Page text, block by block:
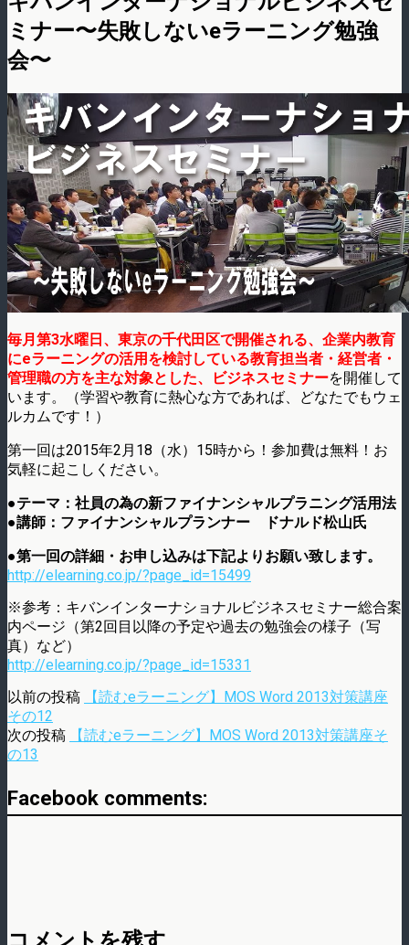
ミナー〜失敗しないeラーニング勉強
会〜
毎月第3水曜日、東京の千代田区で開催される、企業内教育
にeラーニングの活用を検討している教育担当者・経営者・
管理職の方を主な対象とした、ビジネスセミナーを開催して
います。（学習や教育に熱心な方であれば、どなたでもウェ
ルカムです！）
第一回は2015年2月18（水）15時から！参加費は無料！お
気軽に起こしください。
●テーマ：社員の為の新ファイナンシャルプラニング活用法
●講師：ファイナンシャルプランナー ドナルド松山氏
●第一回の詳細・お申し込みは下記よりお願い致します。
http://elearning.co.jp/?page_id=15499
※参考：キバンインターナショナルビジネスセミナー総合案
内ページ（第2回目以降の予定や過去の勉強会の様子（写
真）など）
http://elearning.co.jp/?page_id=15331
以前の投稿
【読むeラーニング】MOS Word 2013対策講座
その12
次の投稿
【読むeラーニング】MOS Word 2013対策講座そ
の13
Facebook comments: